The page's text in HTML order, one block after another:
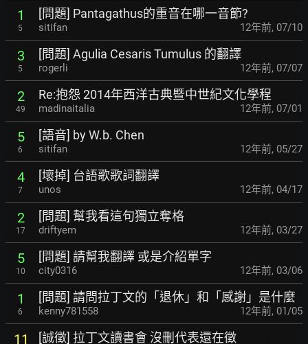
1
5
[問題] Pantagathus的重音在哪一音節?
sitifan 12年前, 07/10
3
5
[問題] Agulia Cesaris Tumulus 的翻譯
rogerli 12年前, 07/07
2
49
Re:抱怨 2014年西洋古典暨中世紀文化學程
madinaitalia 12年前, 07/01
5
6
[語音] by W.b. Chen
sitifan 12年前, 05/27
4
7
[壞掉] 台語歌歌詞翻譯
unos 12年前, 04/17
2
17
[問題] 幫我看這句獨立奪格
driftyem 12年前, 03/27
5
10
[問題] 請幫我翻譯 或是介紹單字
city0316 12年前, 03/06
1
6
[問題] 請問拉丁文的「退休」和「感謝」是什麼
kenny781558 12年前, 01/05
11 [誠徵] 拉丁文讀書會 沒刪代表還在徵